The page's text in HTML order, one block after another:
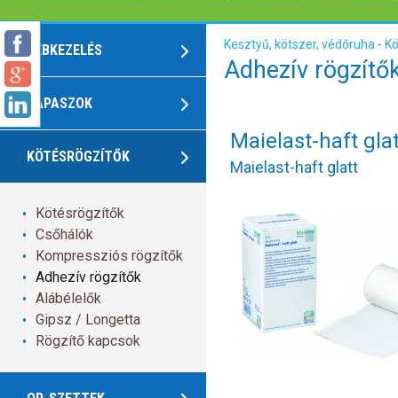
SEBKEZELÉS
TAPASZOK
KÖTÉSRÖGZÍTŐK
Kötésrögzítők
Csőhálók
Kompressziós rögzítők
Adhezív rögzítők
Alábélelők
Gipsz / Longetta
Rögzítő kapcsok
Kesztyű, kötszer, védőruha -
Adhezív
Maielast-haft
Maielast-haft glatt